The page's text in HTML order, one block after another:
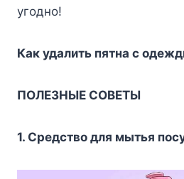
угодно!
Как удалить пятна с
ПОЛЕЗНЫЕ СОВЕТЫ
1. Средство для мытья